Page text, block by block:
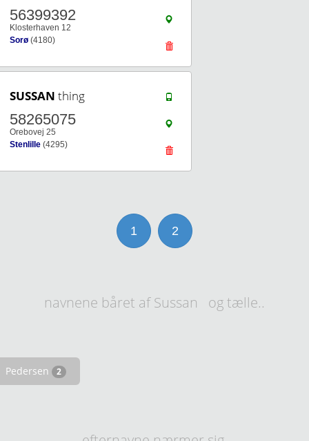
56399392
Klosterhaven 12
Sorø (4180)
SUSSAN thing
58265075
Orebovej 25
Stenlille (4295)
1 2
navnene båret af Sussan og tælle..
Pedersen 2